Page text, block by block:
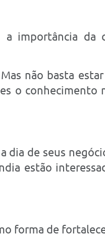
importância da
não basta
o conhecimento
dia de seus
estão
forma de